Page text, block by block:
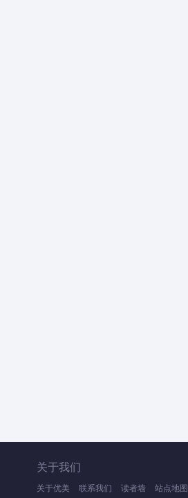
关于我们
关于优美 联系我们 读者墙 站点地图